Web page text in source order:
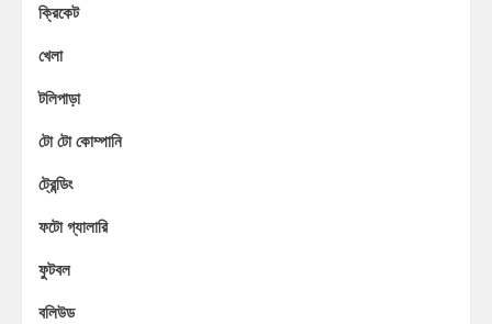
ক্রিকেট
খেলা
টলিপাড়া
টো টো কোম্পানি
ট্রেন্ডিং
ফটো গ্যালারি
ফুটবল
বলিউড